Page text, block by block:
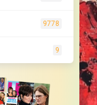
9778
9